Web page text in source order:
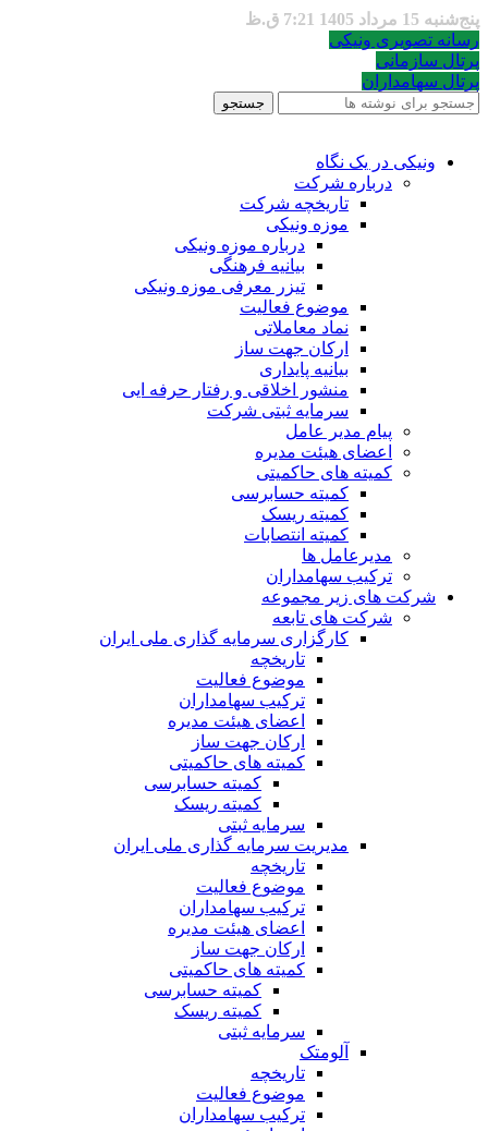
پنج‌شنبه 15 مرداد 1405 7:21 ق.ظ
رسانه تصویری ونیکی
پرتال سازمانی
پرتال سهامداران
جستجو
ونیکی در یک نگاه
درباره شرکت
تاریخچه شرکت
موزه ونیکی
درباره موزه ونیکی
بیانیه فرهنگی
تیزر معرفی موزه ونیکی
موضوع فعالیت
نماد معاملاتی
ارکان جهت ساز
بیانیه پایداری
منشور اخلاقی و رفتار حرفه ایی
سرمایه ثبتی شرکت
پیام مدیر عامل
اعضای هیئت مدیره
کمیته های حاکمیتی
کمیته حسابرسی
کمیته ریسک
کمیته انتصابات
مدیرعامل ها
ترکیب سهامداران
شرکت های زیر مجموعه
شرکت های تابعه
کارگزاری سرمایه گذاری ملی ایران
تاریخچه
موضوع فعالیت
ترکیب سهامداران
اعضای هیئت مدیره
ارکان جهت ساز
کمیته های حاکمیتی
کمیته حسابرسی
کمیته ریسک
سرمایه ثبتی
مدیریت سرمایه گذاری ملی ایران
تاریخچه
موضوع فعالیت
ترکیب سهامداران
اعضای هیئت مدیره
ارکان جهت ساز
کمیته های حاکمیتی
کمیته حسابرسی
کمیته ریسک
سرمایه ثبتی
آلومتک
تاریخچه
موضوع فعالیت
ترکیب سهامداران